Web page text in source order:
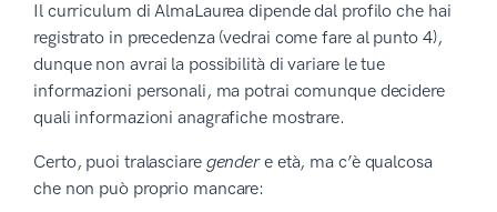
Il curriculum di AlmaLaurea dipende dal profilo che hai
registrato in precedenza (vedrai come fare al punto 4),
dunque non avrai la possibilità di variare le tue
informazioni personali, ma potrai comunque decidere
quali informazioni anagrafiche mostrare.
Certo, puoi tralasciare gendere età, ma c’è qualcosa
che non può proprio mancare: